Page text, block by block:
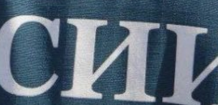
термических аномалий.
На дорогах произошло
четыре ДТП, пострадали
четыре человека,
погибших нет. Пожарно-
спасательные
подразделения
реагировали четыре
раза. Радиационный фон
— от 0,09 до 0,13 мкЗв/ч,
в пределах нормы. На